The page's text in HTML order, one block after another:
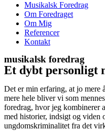
Musikalsk Foredrag
Om Foredraget
Om Mig
Referencer
Kontakt
musikalsk foredrag
Et dybt personligt
Det er min erfaring, at jo mere
mere hele bliver vi som
foredrag, hvor jeg kombinerer
med historier, indsigt og viden
ungdomskriminalitet fra det